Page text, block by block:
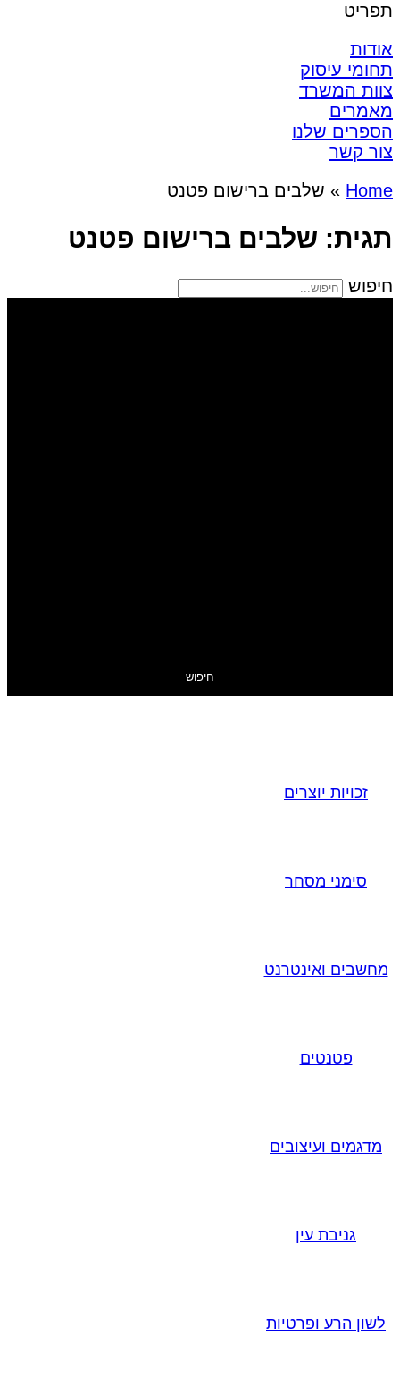
תפריט
אודות
תחומי עיסוק
צוות המשרד
מאמרים
הספרים שלנו
צור קשר
Home
» שלבים ברישום פטנט
תגית: שלבים ברישום פטנט
חיפוש
חיפוש
זכויות יוצרים
סימני מסחר
מחשבים ואינטרנט
פטנטים
מדגמים ועיצובים
גניבת עין
לשון הרע ופרטיות